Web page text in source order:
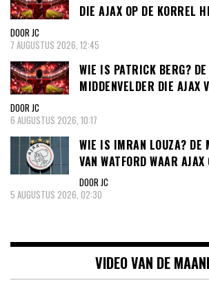
DIE AJAX OP DE KORREL
DOOR JC
7 AUGUSTUS 2026, 12:45
WIE IS PATRICK BERG?
MIDDENVELDER DIE AJAX
DOOR JC
6 AUGUSTUS 2026, 10:17
WIE IS IMRAN LOUZA? DE
VAN WATFORD WAAR
DOOR JC
5 AUGUSTUS 2026, 02:30
VIDEO VAN DE